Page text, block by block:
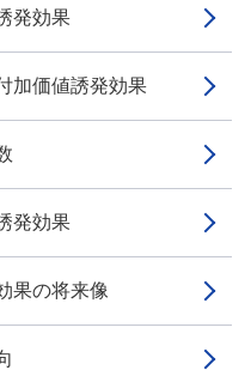
発効果
加価値誘発効果
発効果
果の将来像